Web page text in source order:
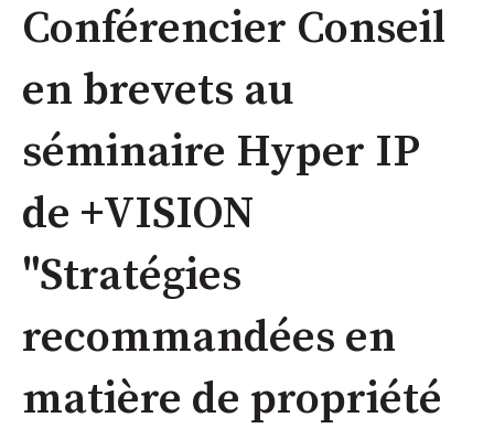
Conférencier Conseil
en brevets au
séminaire Hyper IP
de +VISION
"Stratégies
recommandées en
matière de propriété